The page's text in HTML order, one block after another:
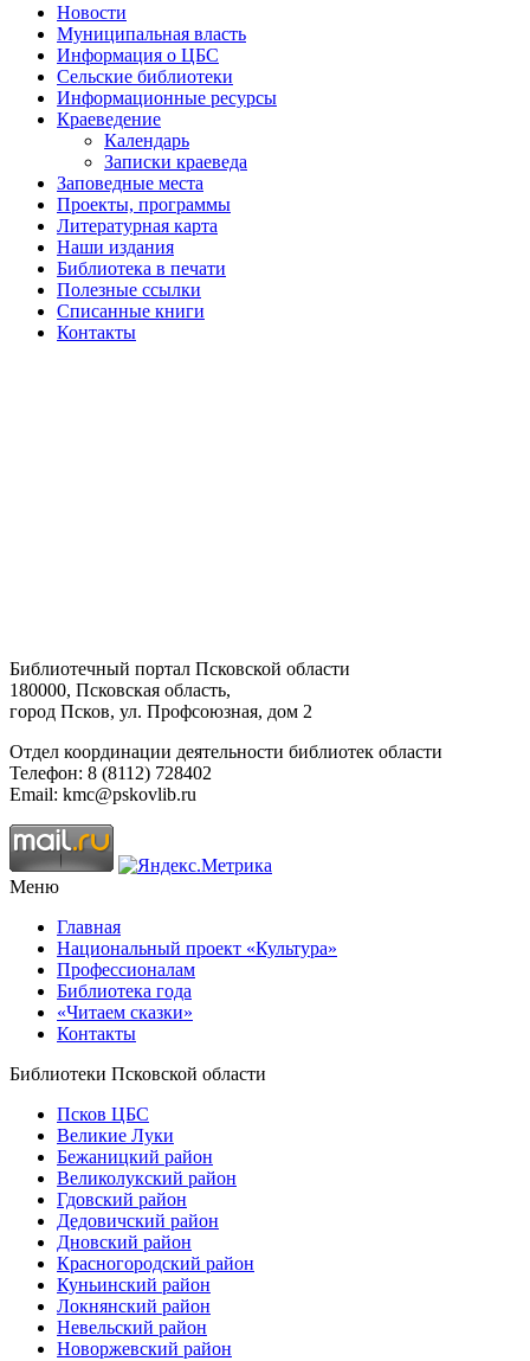
Новости
Муниципальная власть
Информация о ЦБС
Сельские библиотеки
Информационные ресурсы
Краеведение
Календарь
Записки краеведа
Заповедные места
Проекты, программы
Литературная карта
Наши издания
Библиотека в печати
Полезные ссылки
Списанные книги
Контакты
Библиотечный портал Псковской области
180000, Псковская область,
город Псков, ул. Профсоюзная, дом 2
Отдел координации деятельности библиотек области
Телефон: 8 (8112) 728402
Email: kmc@pskovlib.ru
Меню
Главная
Национальный проект «Культура»
Профессионалам
Библиотека года
«Читаем сказки»
Контакты
Библиотеки Псковской области
Псков ЦБС
Великие Луки
Бежаницкий район
Великолукский район
Гдовский район
Дедовичский район
Дновский район
Красногородский район
Куньинский район
Локнянский район
Невельский район
Новоржевский район